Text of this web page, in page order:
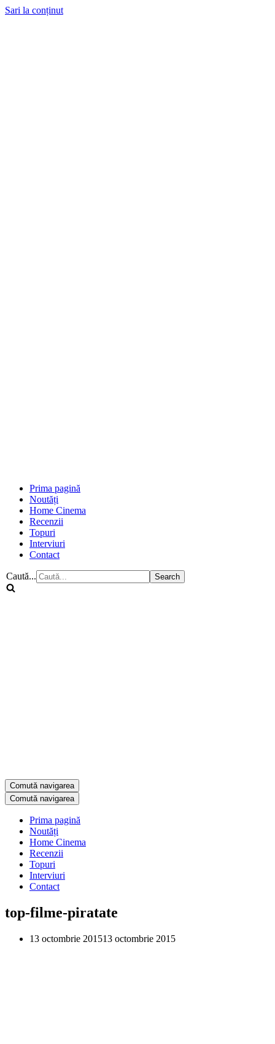
Sari la conținut
Prima pagină
Noutăți
Home Cinema
Recenzii
Topuri
Interviuri
Contact
Caută...
Comută navigarea
Comută navigarea
Prima pagină
Noutăți
Home Cinema
Recenzii
Topuri
Interviuri
Contact
top-filme-piratate
13 octombrie 201513 octombrie 2015